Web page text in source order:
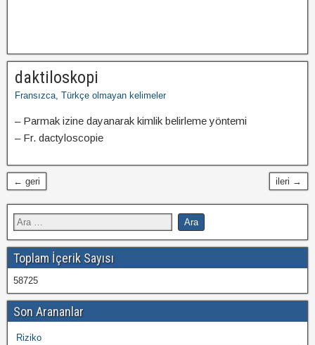
daktiloskopi
Fransızca, Türkçe olmayan kelimeler
– Parmak izine dayanarak kimlik belirleme yöntemi
– Fr. dactyloscopie
← geri ileri →
Toplam İçerik Sayısı
58725
Son Arananlar
Riziko